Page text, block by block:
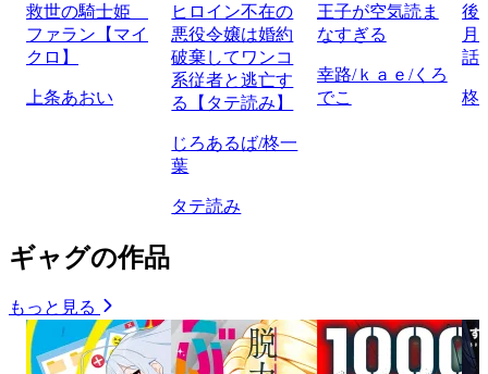
救世の騎士姫
ファラン【マイ
クロ】
上条あおい
ヒロイン不在の
悪役令嬢は婚約
破棄してワンコ
系従者と逃亡す
る【タテ読み】
じろあるば/柊一
葉
タテ読み
王子が空気読ま
なすぎる
幸路/ｋａｅ/くろ
でこ
後
月
話
柊
ギャグの作品
もっと見る